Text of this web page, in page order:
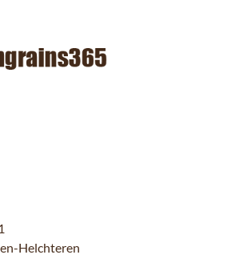
Helchteren